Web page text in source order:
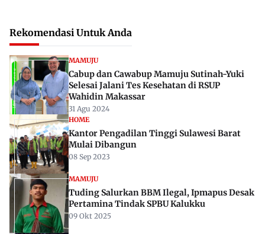
Rekomendasi Untuk Anda
MAMUJU
Cabup dan Cawabup Mamuju Sutinah-Yuki
Selesai Jalani Tes Kesehatan di RSUP
Wahidin Makassar
31 Agu 2024
HOME
Kantor Pengadilan Tinggi Sulawesi Barat
Mulai Dibangun
08 Sep 2023
MAMUJU
Tuding Salurkan BBM Ilegal, Ipmapus Desak
Pertamina Tindak SPBU Kalukku
09 Okt 2025